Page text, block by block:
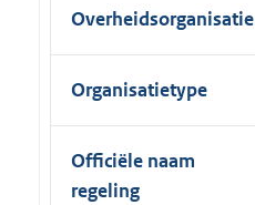
Overheidsorganisatie
Organisatietype
Officiële naam
regeling